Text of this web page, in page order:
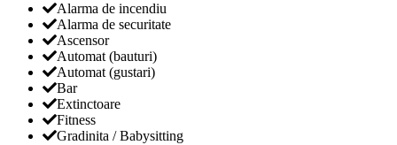
Alarma de incendiu
Alarma de securitate
Ascensor
Automat (bauturi)
Automat (gustari)
Bar
Extinctoare
Fitness
Gradinita / Babysitting